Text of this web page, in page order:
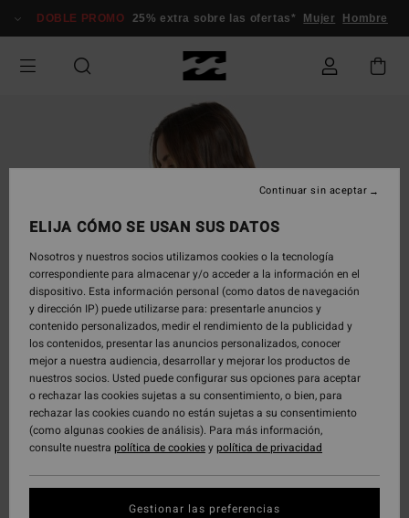
información
DOBLE PROMO 25% extra sobre las ofertas* Mujer Hombre
ELIJA CÓMO SE USAN SUS DATOS
Nosotros y nuestros socios utilizamos cookies o la tecnología
correspondiente para almacenar y/o acceder a la información en el
dispositivo. Esta información personal (como datos de navegación
y dirección IP) puede utilizarse para: presentarle anuncios y
contenido personalizados, medir el rendimiento de la publicidad y
los contenidos, presentar las anuncios personalizados, conocer
mejor a nuestra audiencia, desarrollar y mejorar los productos de
nuestros socios. Usted puede configurar sus opciones para aceptar
o rechazar las cookies sujetas a su consentimiento, o bien, para
rechazar las cookies cuando no están sujetas a su consentimiento
(como algunas cookies de análisis). Para más información,
consulte nuestra política de cookiesypolítica de privacidad
Gestionar las preferencias
Continuar sin aceptar